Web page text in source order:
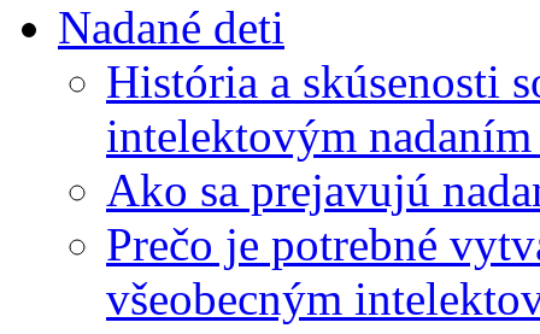
Nadané deti
História a skúsenosti
intelektovým
Ako sa prejavujú
Prečo je potrebné
všeobecným